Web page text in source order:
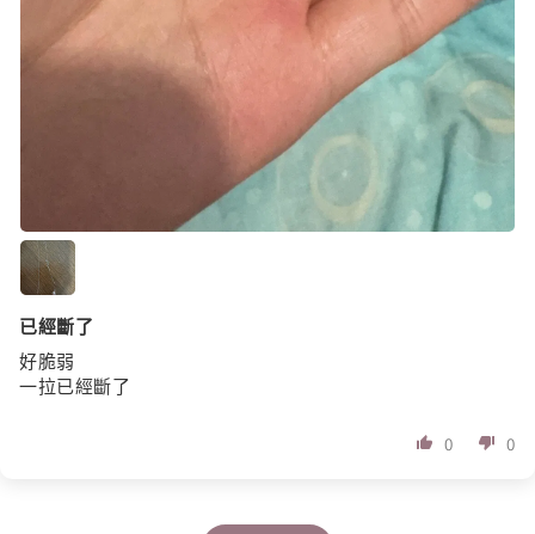
已經斷了
好脆弱
一拉已經斷了
0 0